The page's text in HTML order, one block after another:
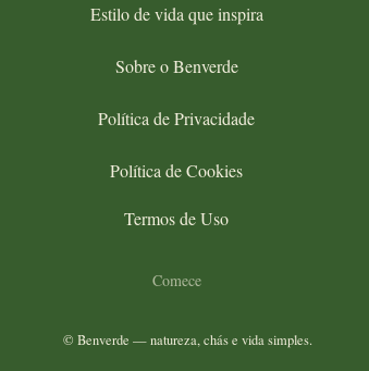
Estilo de vida que inspira
Sobre o Benverde
Política de Privacidade
Política de Cookies
Termos de Uso
Comece
© Benverde — natureza, chás e vida simples.